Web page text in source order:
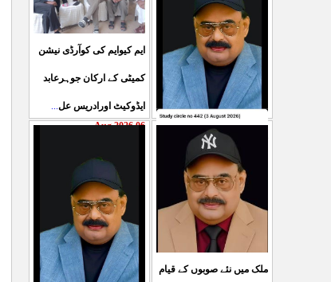
ایم کیوایم کی کوآرڈی نیشن
کمیٹی کے ارکان جوہرعابد
ایڈوکیٹ اورادریس عل...
06 Aug 2026
حکومت پاکستان کی جانب
سے آزادکشمیرالیکشن کی
صحیح رپورٹنگ کرنے والے
...
ملک میں نئے صوبوں کے قیام